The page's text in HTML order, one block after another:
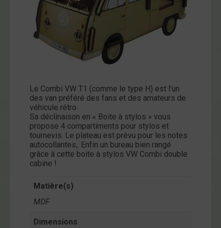
Le Combi VW T1 (comme le type H) est l’un
des van préféré des fans et des amateurs de
véhicule rétro.
Sa déclinaison en « Boite à stylos » vous
propose 4 compartiments pour stylos et
tournevis. Le plateau est prévu pour les notes
autocollantes,. Enfin un bureau bien rangé
grâce à cette boite à stylos VW Combi double
cabine !
Matière(s)
MDF
Dimensions